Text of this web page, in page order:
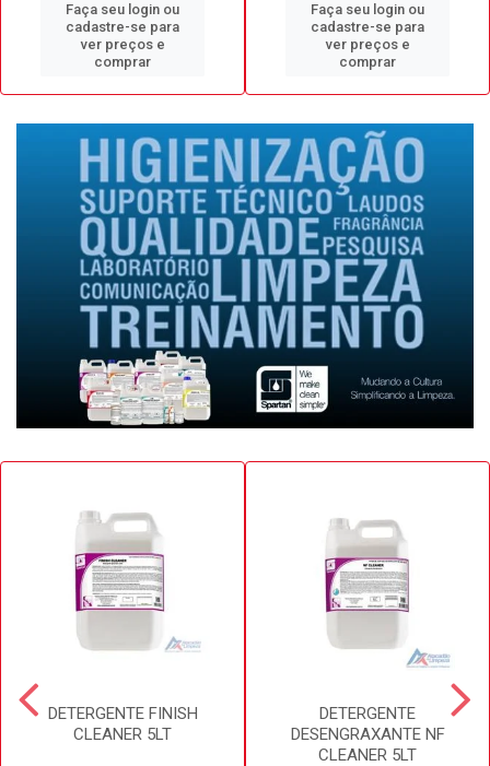
Faça seu login ou
cadastre-se para
ver preços e
comprar
Faça seu login ou
cadastre-se para
ver preços e
comprar
DETERGENTE FINISH
CLEANER 5LT
DETERGENTE
DESENGRAXANTE NF
CLEANER 5LT